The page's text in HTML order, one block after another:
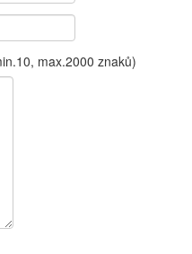
max.2000 znaků)